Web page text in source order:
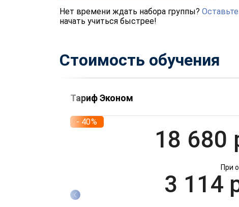
Нет времени ждать набора группы?
начать учиться быстрее!
Стоимость обучения
Тариф Эконом
- 40%
18 680
При
3 114